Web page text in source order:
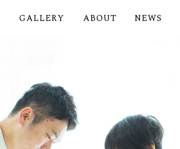
GALLERY ABOUT NEWS